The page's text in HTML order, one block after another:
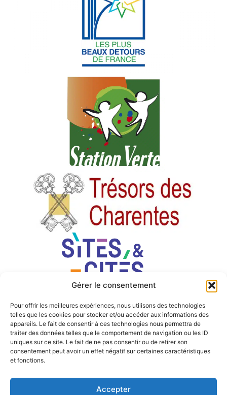
Gérer le consentement
Pour offrir les meilleures expériences, nous utilisons des technologies
telles que les cookies pour stocker et/ou accéder aux informations des
appareils. Le fait de consentir à ces technologies nous permettra de
traiter des données telles que le comportement de navigation ou les ID
uniques sur ce site. Le fait de ne pas consentir ou de retirer son
consentement peut avoir un effet négatif sur certaines caractéristiques
et fonctions.
Accepter